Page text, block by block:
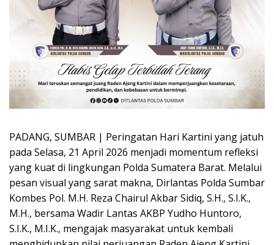
PADANG, SUMBAR | Peringatan Hari Kartini yang jatuh
pada Selasa, 21 April 2026 menjadi momentum refleksi
yang kuat di lingkungan Polda Sumatera Barat. Melalui
pesan visual yang sarat makna, Dirlantas Polda Sumbar
Kombes Pol. M.H. Reza Chairul Akbar Sidiq, S.H., S.I.K.,
M.H., bersama Wadir Lantas AKBP Yudho Huntoro,
S.I.K., M.I.K., mengajak masyarakat untuk kembali